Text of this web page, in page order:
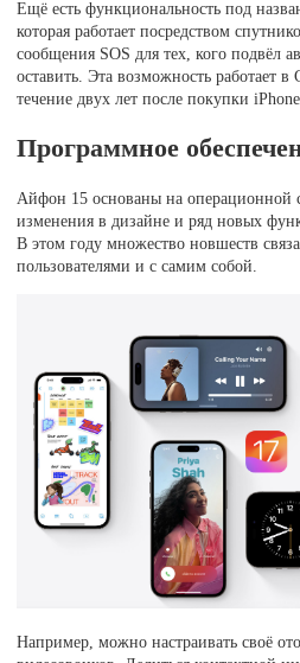
Ещё есть функциональность под
которая работает посредством
сообщения SOS для тех, кого подвёл
оставить. Эта возможность работает
течение двух лет после покупки iPhone
Программное
Айфон 15 основаны на операционной
изменения в дизайне и ряд новых
В этом году множество новшеств
пользователями и с самим собой.
Например, можно настраивать своё